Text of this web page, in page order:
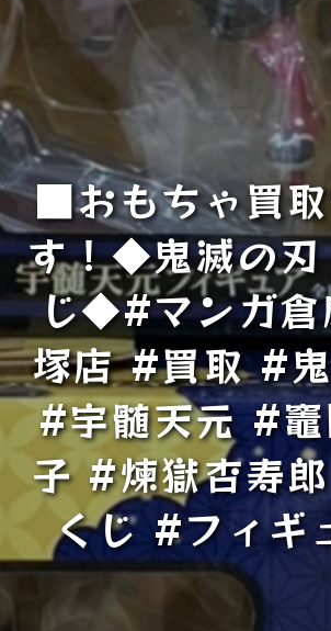
■おもちゃ買
す！◆鬼滅の
じ◆#マンガ
塚店 #買取 #
#宇髄天元 #
子 #煉獄杏寿
くじ #フィギ